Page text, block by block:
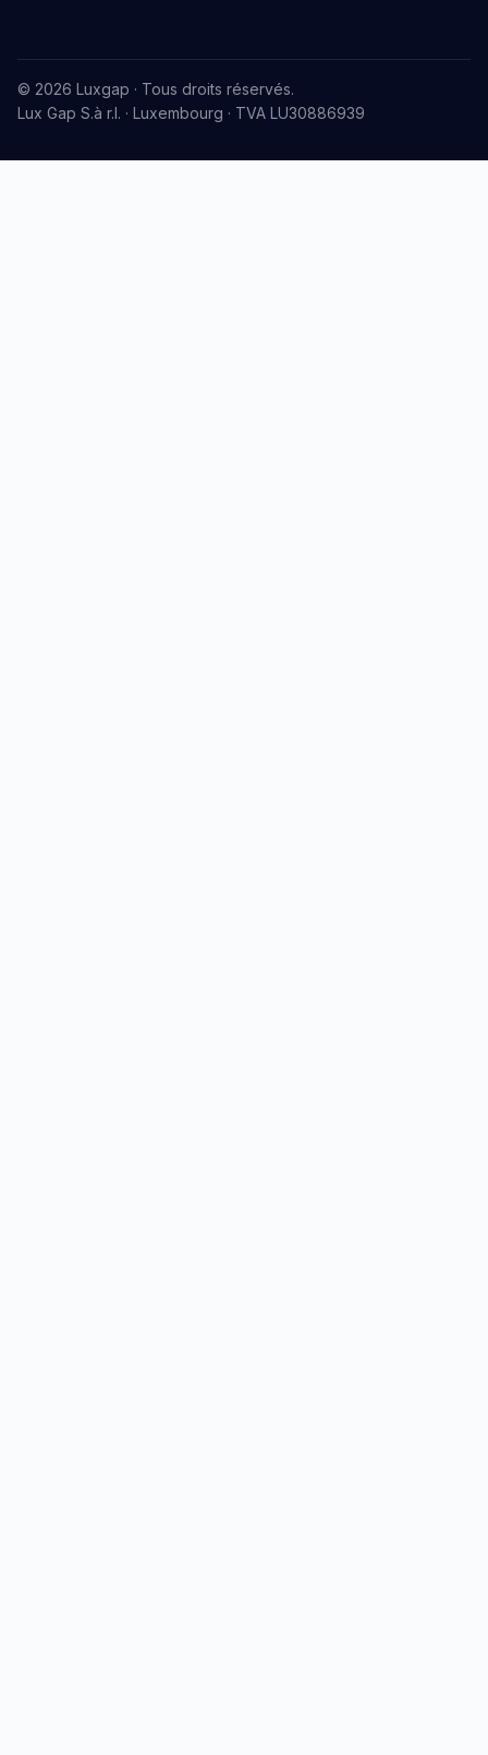
© 2026 Luxgap · Tous droits réservés.
Lux Gap S.à r.l. · Luxembourg · TVA LU30886939